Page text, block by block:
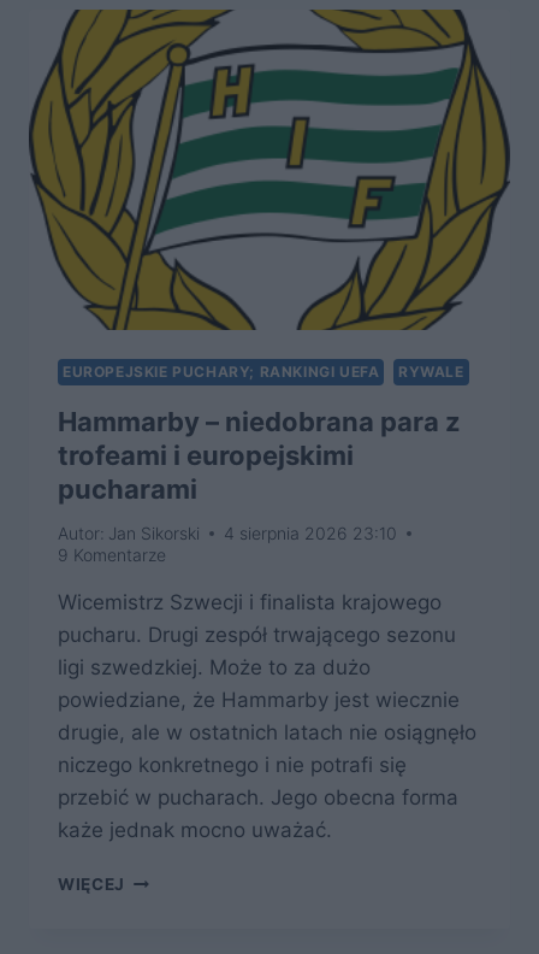
ZNOWU
MECZ
NA
WĘGRZECH
EUROPEJSKIE PUCHARY; RANKINGI UEFA RYWALE
Hammarby – niedobrana para z
trofeami i europejskimi
pucharami
Autor: Jan Sikorski
4 sierpnia 2026 23:10
9 Komentarze
Wicemistrz Szwecji i finalista krajowego
pucharu. Drugi zespół trwającego sezonu
ligi szwedzkiej. Może to za dużo
powiedziane, że Hammarby jest wiecznie
drugie, ale w ostatnich latach nie osiągnęło
niczego konkretnego i nie potrafi się
przebić w pucharach. Jego obecna forma
każe jednak mocno uważać.
WIĘCEJ HAMMARBY